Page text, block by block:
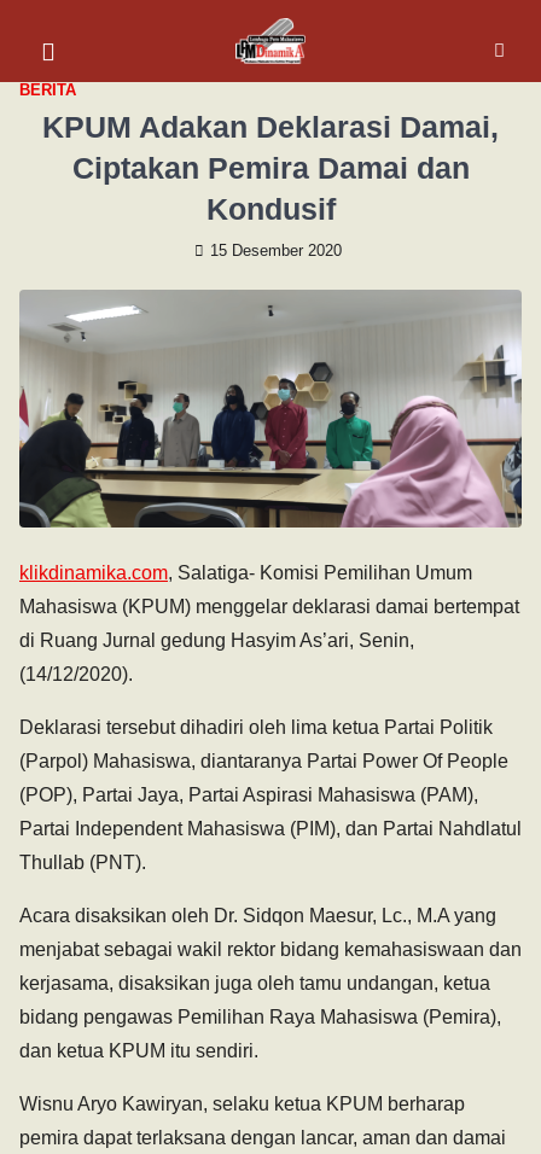
BERITA
KPUM Adakan Deklarasi Damai,
Ciptakan Pemira Damai dan
Kondusif
15 Desember 2020
klikdinamika.com, Salatiga- Komisi Pemilihan Umum
Mahasiswa (KPUM) menggelar deklarasi damai bertempat
di Ruang Jurnal gedung Hasyim As’ari, Senin,
(14/12/2020).
Deklarasi tersebut dihadiri oleh lima ketua Partai Politik
(Parpol) Mahasiswa, diantaranya Partai Power Of People
(POP), Partai Jaya, Partai Aspirasi Mahasiswa (PAM),
Partai Independent Mahasiswa (PIM), dan Partai Nahdlatul
Thullab (PNT).
Acara disaksikan oleh Dr. Sidqon Maesur, Lc., M.A yang
menjabat sebagai wakil rektor bidang kemahasiswaan dan
kerjasama, disaksikan juga oleh tamu undangan, ketua
bidang pengawas Pemilihan Raya Mahasiswa (Pemira),
dan ketua KPUM itu sendiri.
Wisnu Aryo Kawiryan, selaku ketua KPUM berharap
pemira dapat terlaksana dengan lancar, aman dan damai